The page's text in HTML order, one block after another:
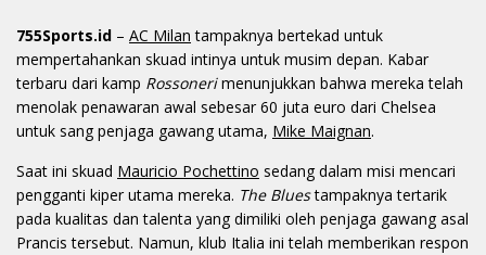
755Sports.id – AC Milan tampaknya bertekad untuk
mempertahankan skuad intinya untuk musim depan. Kabar
terbaru dari kamp Rossonerimenunjukkan bahwa mereka telah
menolak penawaran awal sebesar 60 juta euro dari Chelsea
untuk sang penjaga gawang utama, Mike Maignan.
Saat ini skuad Mauricio Pochettino sedang dalam misi mencari
pengganti kiper utama mereka. The Bluestampaknya tertarik
pada kualitas dan talenta yang dimiliki oleh penjaga gawang asal
Prancis tersebut. Namun, klub Italia ini telah memberikan respon